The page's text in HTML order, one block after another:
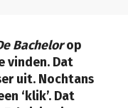
Bachelorop
vinden. Dat
uit. Nochtans
‘klik’. Dat